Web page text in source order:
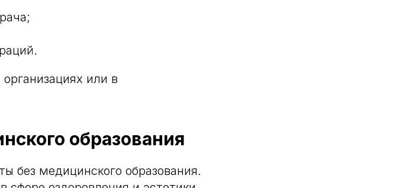
или в
образования
без медицинского образования.